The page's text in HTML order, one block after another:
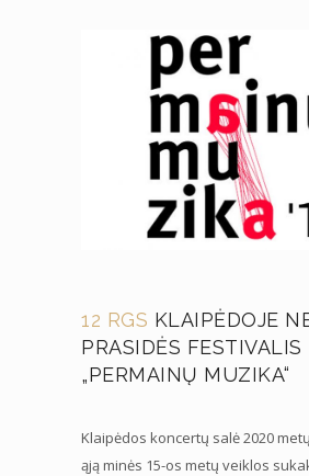
12 RGS KLAIPĖDOJE
PRASIDĖS FESTIVALIS
„PERMAINŲ MUZIKA“
Klaipėdos koncertų salė 2020
ąją minės 15-os metų veiklos